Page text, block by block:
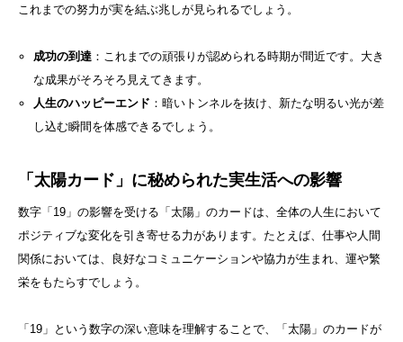
これまでの努力が実を結ぶ兆しが見られるでしょう。
成功の到達：これまでの頑張りが認められる時期が間近です。大き
な成果がそろそろ見えてきます。
人生のハッピーエンド ：暗いトンネルを抜け、新たな明るい光が差
し込む瞬間を体感できるでしょう。
「太陽カード」に秘められた実生活への影響
数字「19」の影響を受ける「太陽」のカードは、全体の人生において
ポジティブな変化を引き寄せる力があります。たとえば、仕事や人間
関係においては、良好なコミュニケーションや協力が生まれ、運や繁
栄をもたらすでしょう。
「19」という数字の深い意味を理解することで、「太陽」のカードが